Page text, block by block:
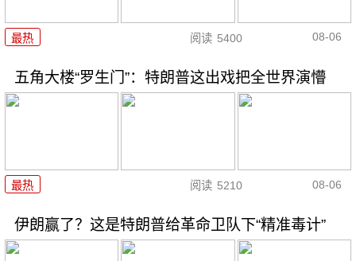
最热 阅读 5400 08-06
五角大楼“罗生门”：特朗普这出戏把全世界演懵
最热 阅读 5210 08-06
伊朗赢了？这是特朗普给革命卫队下“精准毒计”